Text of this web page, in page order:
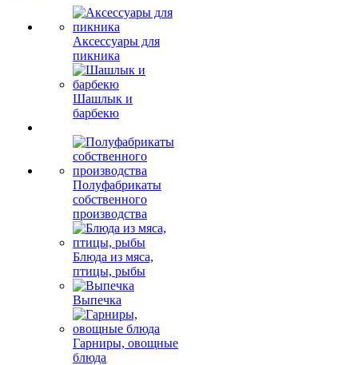
Аксессуары для
пикника
Шашлык и
барбекю
Полуфабрикаты
собственного
производства
Блюда из мяса,
птицы, рыбы
Выпечка
Гарниры, овощные
блюда